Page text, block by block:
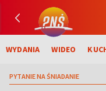
WYDANIA WIDEO
PYTANIE NA ŚNIADANIE